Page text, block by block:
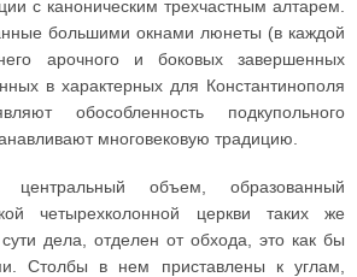
с каноническим трехчастным алтарем.
большими окнами люнеты (в каждой
арочного и боковых завершенных
в характерных для Константинополя
обособленность подкупольного
многовековую традицию.
центральный объем, образованный
четырехколонной церкви таких же
дела, отделен от обхода, это как бы
Столбы в нем приставлены к углам,